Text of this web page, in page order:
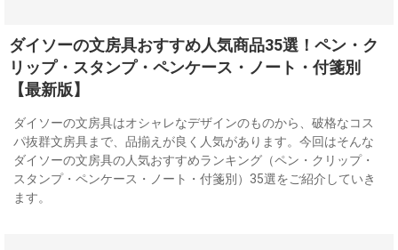
ダイソーの文房具おすすめ人気商品35選！ペン・ク
リップ・スタンプ・ペンケース・ノート・付箋別
【最新版】
ダイソーの文房具はオシャレなデザインのものから、破格なコス
パ抜群文房具まで、品揃えが良く人気があります。今回はそんな
ダイソーの文房具の人気おすすめランキング（ペン・クリップ・
スタンプ・ペンケース・ノート・付箋別）35選をご紹介していき
ます。